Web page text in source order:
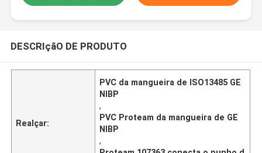
DESCRIçãO DE PRODUTO
Realçar:
PVC da mangueira de ISO13485 GE
NIBP
,
PVC Proteam da mangueira de GE
NIBP
,